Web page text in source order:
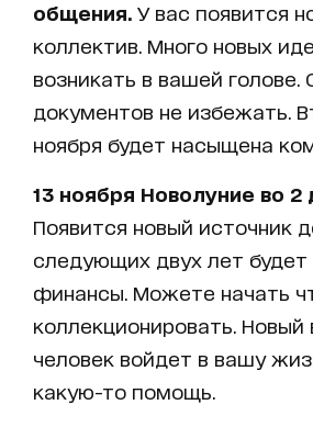
общения. У вас появится
коллектив. Много новых
возникать в вашей
документов не избежать.
ноября будет насыщена
13 ноября Новолуние во 2
Появится новый источник
следующих двух лет
финансы. Можете начать
коллекционировать.
человек войдет в вашу
какую-то помощь.